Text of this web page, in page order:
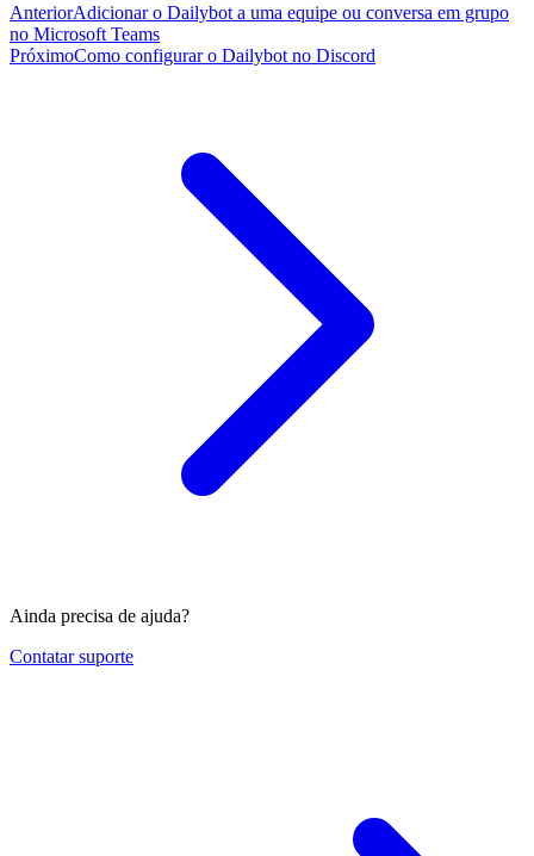
AnteriorAdicionar o Dailybot a uma equipe ou conversa em grupo
no Microsoft Teams
PróximoComo configurar o Dailybot no Discord
Ainda precisa de ajuda?
Contatar suporte